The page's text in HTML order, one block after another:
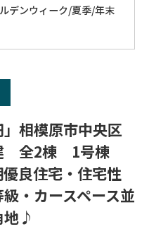
デンウィーク/夏季/年末
相模原市中央区
全2棟 1号棟
良住宅・住宅性
・カースペース並
地♪